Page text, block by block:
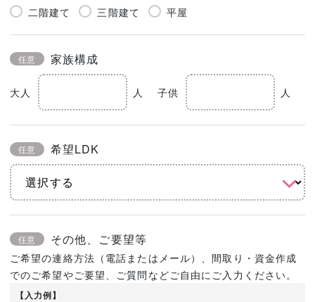
二階建て 三階建て 平屋
任意 家族構成
大人 人 子供 人
任意 希望LDK
任意 その他、ご要望等
ご希望の連絡方法（電話またはメール）、間取り・資金作成
でのご希望やご要望、ご質問などご自由にご入力ください。
【入力例】